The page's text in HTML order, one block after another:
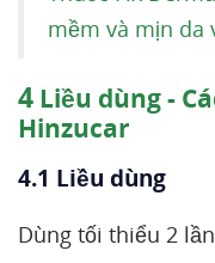
mềm và mịn da
4 Liều dùng -
Hinzucar
4.1 Liều dùng
Dùng tối thiểu 2